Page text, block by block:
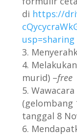
di https://
usp=sharing
murid) –free
(gelombang
tanggal 8